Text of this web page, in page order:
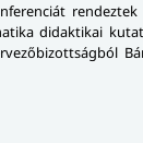
didaktikai